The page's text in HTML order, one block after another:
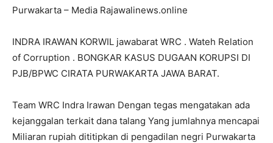
Purwakarta – Media Rajawalinews.online
INDRA IRAWAN KORWIL jawabarat WRC . Wateh Relation
of Corruption . BONGKAR KASUS DUGAAN KORUPSI DI
PJB/BPWC CIRATA PURWAKARTA JAWA BARAT.
Team WRC Indra Irawan Dengan tegas mengatakan ada
kejanggalan terkait dana talang Yang jumlahnya mencapai
Miliaran rupiah dititipkan di pengadilan negri Purwakarta